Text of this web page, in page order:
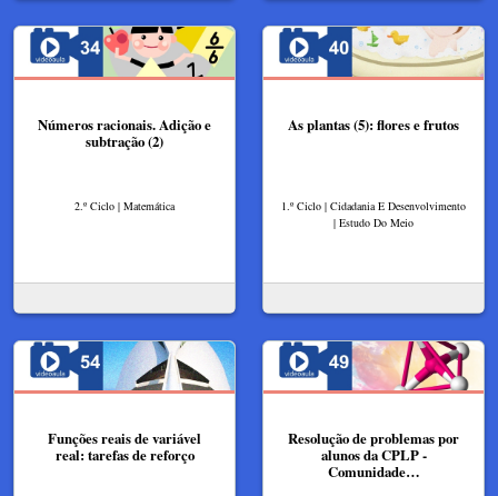
Números racionais. Adição e
subtração (2)
2.º Ciclo | Matemática
As plantas (5): flores e frutos
1.º Ciclo | Cidadania E Desenvolvimento
| Estudo Do Meio
Funções reais de variável
real: tarefas de reforço
Resolução de problemas por
alunos da CPLP -
Comunidade…